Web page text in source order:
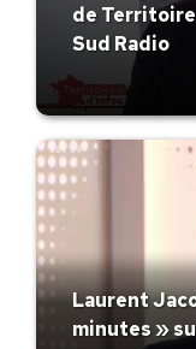
de
Sud Radio
Laurent
minutes »